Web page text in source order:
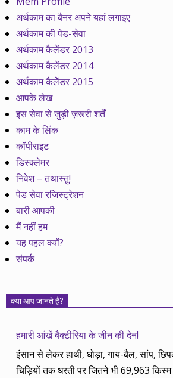
अर्थकाम का बैनर अपने यहां लगाइए
अर्थकाम की पेड-सेवा
अर्थकाम कैलेंडर 2013
अर्थकाम कैलेंडर 2014
अर्थकाम कैलेेंडर 2015
आपके लेख
इस सेवा से जुड़ी ज़रूरी शर्तें
काम के लिंक
कॉपीराइट
डिस्क्लेमर
निवेश – तथास्तु!
पेड सेवा रजिस्ट्रेशन
बारी आपकी
मैं नहीं हम
यह पहल क्यों?
संपर्क
क्या आप जानते हैं?
हमारी आंखें बैक्टीरिया के जीन की देन!
इंसान से लेकर हाथी, घोड़ा, गाय-बैल, सांप,
चिड़ियों तक धरती पर जितने भी 69,963